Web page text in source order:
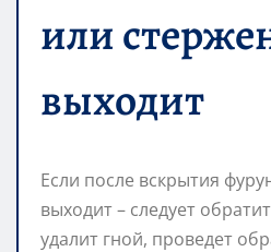
или
выходит
Если после вскрытия
выходит – следует
удалит гной, проведет